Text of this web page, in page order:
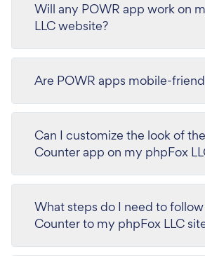
Will any POWR app work on
LLC website?
Are POWR apps mobile-
Can I customize the look of
Counter app on my phpFox
What steps do I need to
Counter to my phpFox LLC